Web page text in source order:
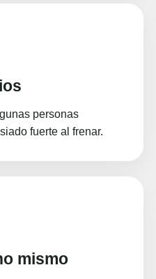
personas
fuerte al frenar.
mismo